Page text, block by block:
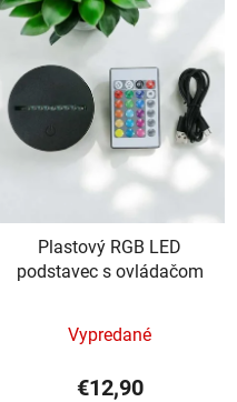
Plastový RGB LED
podstavec s ovládačom
Vypredané
€12,90